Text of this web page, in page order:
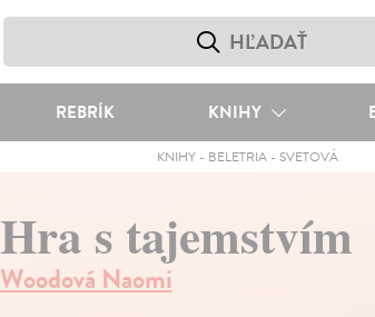
REBRÍK KNIHY
KNIHY - BELETRIA - SVETOVÁ
Hra s tajemstvím
Woodová Naomi